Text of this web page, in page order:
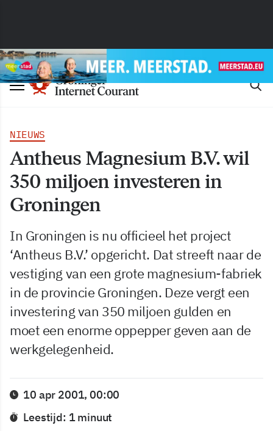
NIEUWS
Antheus Magnesium B.V. wil
350 miljoen investeren in
Groningen
In Groningen is nu officieel het project
‘Antheus B.V.’ opgericht. Dat streeft naar de
vestiging van een grote magnesium-fabriek
in de provincie Groningen. Deze vergt een
investering van 350 miljoen gulden en
moet een enorme oppepper geven aan de
werkgelegenheid.
10 apr 2001, 00:00
Leestijd: 1 minuut